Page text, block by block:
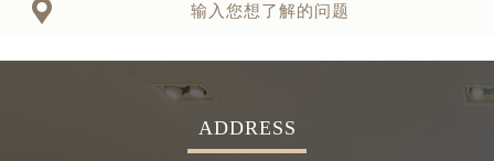
 输入您想了解的问题
ADDRESS